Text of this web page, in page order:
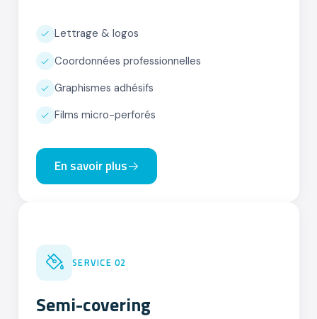
Lettrage & logos
Coordonnées professionnelles
Graphismes adhésifs
Films micro-perforés
En savoir plus
02
SERVICE 02
Semi-covering